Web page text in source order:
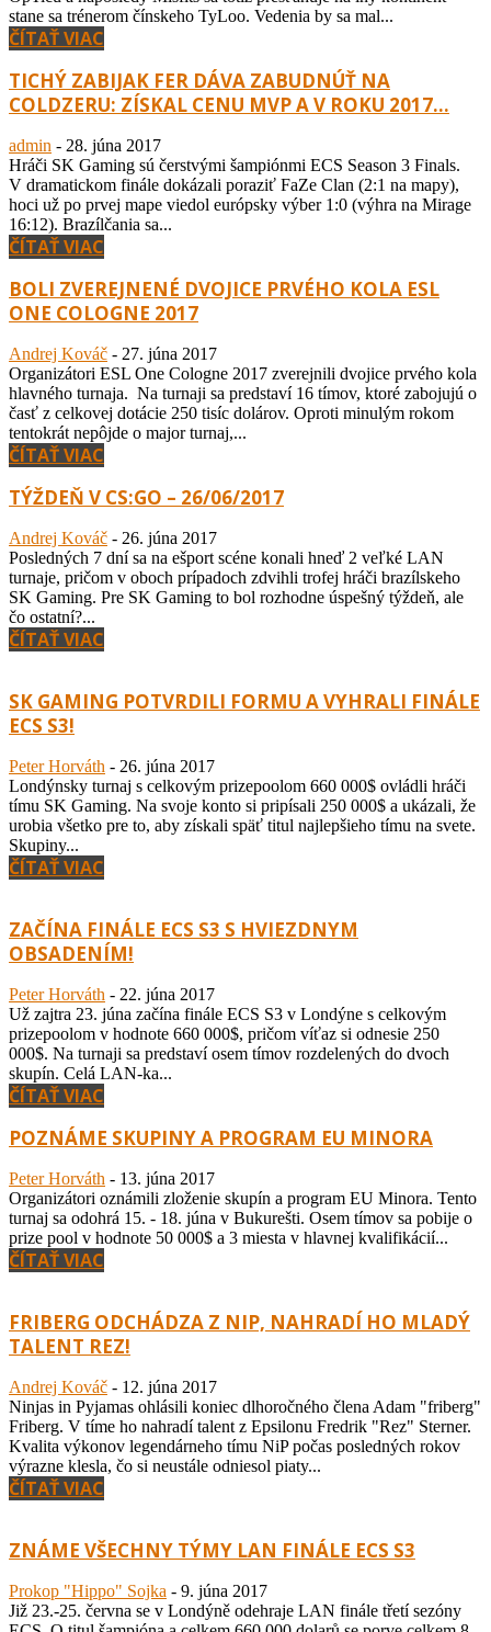
stane sa trénerom čínskeho TyLoo. Vedenia by sa mal...
ČÍTAŤ VIAC
TICHÝ ZABIJAK FER DÁVA ZABUDNÚŤ NA
COLDZERU: ZÍSKAL CENU MVP A V ROKU 2017...
admin - 28. júna 2017
Hráči SK Gaming sú čerstvými šampiónmi ECS Season 3 Finals.
V dramatickom finále dokázali poraziť FaZe Clan (2:1 na mapy),
hoci už po prvej mape viedol európsky výber 1:0 (výhra na Mirage
16:12). Brazílčania sa...
ČÍTAŤ VIAC
BOLI ZVEREJNENÉ DVOJICE PRVÉHO KOLA ESL
ONE COLOGNE 2017
Andrej Kováč - 27. júna 2017
Organizátori ESL One Cologne 2017 zverejnili dvojice prvého kola
hlavného turnaja. Na turnaji sa predstaví 16 tímov, ktoré zabojujú o
časť z celkovej dotácie 250 tisíc dolárov. Oproti minulým rokom
tentokrát nepôjde o major turnaj,...
ČÍTAŤ VIAC
TÝŽDEŇ V CS:GO – 26/06/2017
Andrej Kováč - 26. júna 2017
Posledných 7 dní sa na ešport scéne konali hneď 2 veľké LAN
turnaje, pričom v oboch prípadoch zdvihli trofej hráči brazílskeho
SK Gaming. Pre SK Gaming to bol rozhodne úspešný týždeň, ale
čo ostatní?...
ČÍTAŤ VIAC
SK GAMING POTVRDILI FORMU A VYHRALI FINÁLE
ECS S3!
Peter Horváth - 26. júna 2017
Londýnsky turnaj s celkovým prizepoolom 660 000$ ovládli hráči
tímu SK Gaming. Na svoje konto si pripísali 250 000$ a ukázali, že
urobia všetko pre to, aby získali späť titul najlepšieho tímu na svete.
Skupiny...
ČÍTAŤ VIAC
ZAČÍNA FINÁLE ECS S3 S HVIEZDNYM
OBSADENÍM!
Peter Horváth - 22. júna 2017
Už zajtra 23. júna začína finále ECS S3 v Londýne s celkovým
prizepoolom v hodnote 660 000$, pričom víťaz si odnesie 250
000$. Na turnaji sa predstaví osem tímov rozdelených do dvoch
skupín. Celá LAN-ka...
ČÍTAŤ VIAC
POZNÁME SKUPINY A PROGRAM EU MINORA
Peter Horváth - 13. júna 2017
Organizátori oznámili zloženie skupín a program EU Minora. Tento
turnaj sa odohrá 15. - 18. júna v Bukurešti. Osem tímov sa pobije o
prize pool v hodnote 50 000$ a 3 miesta v hlavnej kvalifikácií...
ČÍTAŤ VIAC
FRIBERG ODCHÁDZA Z NIP, NAHRADÍ HO MLADÝ
TALENT REZ!
Andrej Kováč - 12. júna 2017
Ninjas in Pyjamas ohlásili koniec dlhoročného člena Adam "friberg"
Friberg. V tíme ho nahradí talent z Epsilonu Fredrik "Rez" Sterner.
Kvalita výkonov legendárneho tímu NiP počas posledných rokov
výrazne klesla, čo si neustále odniesol piaty...
ČÍTAŤ VIAC
ZNÁME VŠECHNY TÝMY LAN FINÁLE ECS S3
Prokop "Hippo" Sojka - 9. júna 2017
Již 23.-25. června se v Londýně odehraje LAN finále třetí sezóny